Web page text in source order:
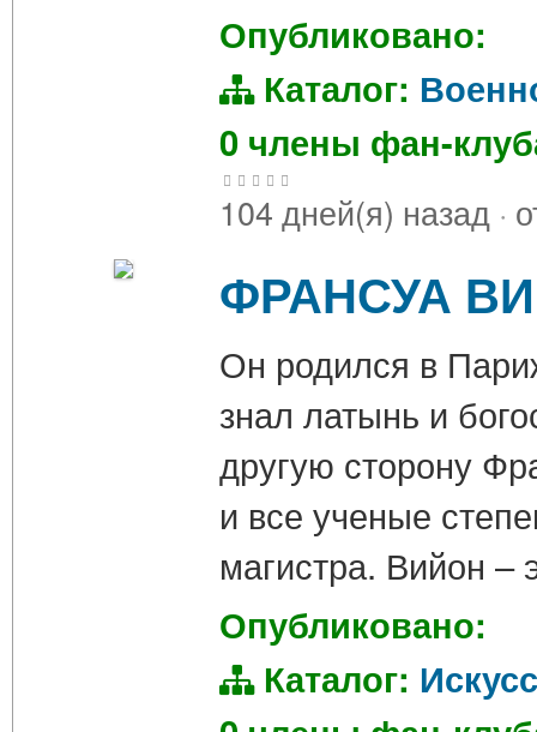
Опубликовано:
Каталог:
0 члены фан-
104 дней(я) назад ·
ФРАНСУА
Он родился в
знал латынь и
другую сторону
и все ученые
магистра. Вийон –
Опубликовано:
Каталог: